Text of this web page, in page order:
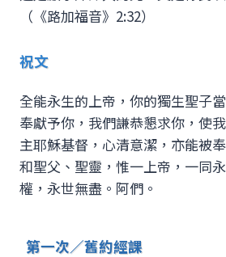
（《路加福音》2:32）
祝文
全能永生的上帝，你的獨生聖子
奉獻予你，我們謙恭懇求你，使
主耶穌基督，心清意潔，亦能被
和聖父、聖靈，惟一上帝，一同
權，永世無盡。阿們。
第一次／舊約經課